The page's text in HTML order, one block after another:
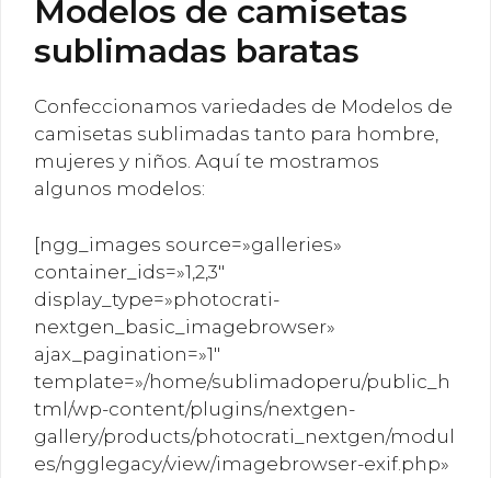
Modelos de camisetas
sublimadas baratas
Confeccionamos variedades de Modelos de
camisetas sublimadas tanto para hombre,
mujeres y niños. Aquí te mostramos
algunos modelos:
[ngg_images source=»galleries»
container_ids=»1,2,3″
display_type=»photocrati-
nextgen_basic_imagebrowser»
ajax_pagination=»1″
template=»/home/sublimadoperu/public_h
tml/wp-content/plugins/nextgen-
gallery/products/photocrati_nextgen/modul
es/ngglegacy/view/imagebrowser-exif.php»